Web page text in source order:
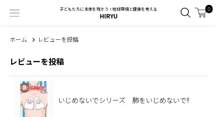
子どもたちに未来を残そう！地球環境と健康を考える
HIRYU
0
ホーム レビューを投稿
レビューを投稿
いじめないでシリーズ 肺をいじめないで!!